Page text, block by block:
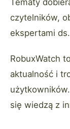
Tematy
czytelników,
ekspertami
RobuxWatch
aktualność i
się wiedzą z